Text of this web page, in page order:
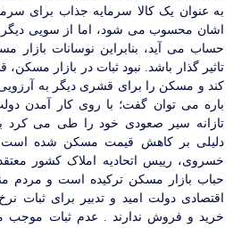
به عنوان یک کالا سرمایه جذاب برای
اشان محسوب می شود، اما از سویی
حساب می آید، بنابراین نوسانات بازار
تاثیر گذار باشد. نبود ثبات در بازار
کند و مسکن را برای قشری دیگر به
باره می توان گفت؛ با روی کار آمدن
تازانه سیر صعودی خود را طی می کرد
دلیلی بر کاهش قیمت مسکن شده
حباب بازار مسکن ترکیده است و مردم
اقتصادی دولت امید و تدبیر برای ثبات
خرید و فروش ندارند . عدم ثبات